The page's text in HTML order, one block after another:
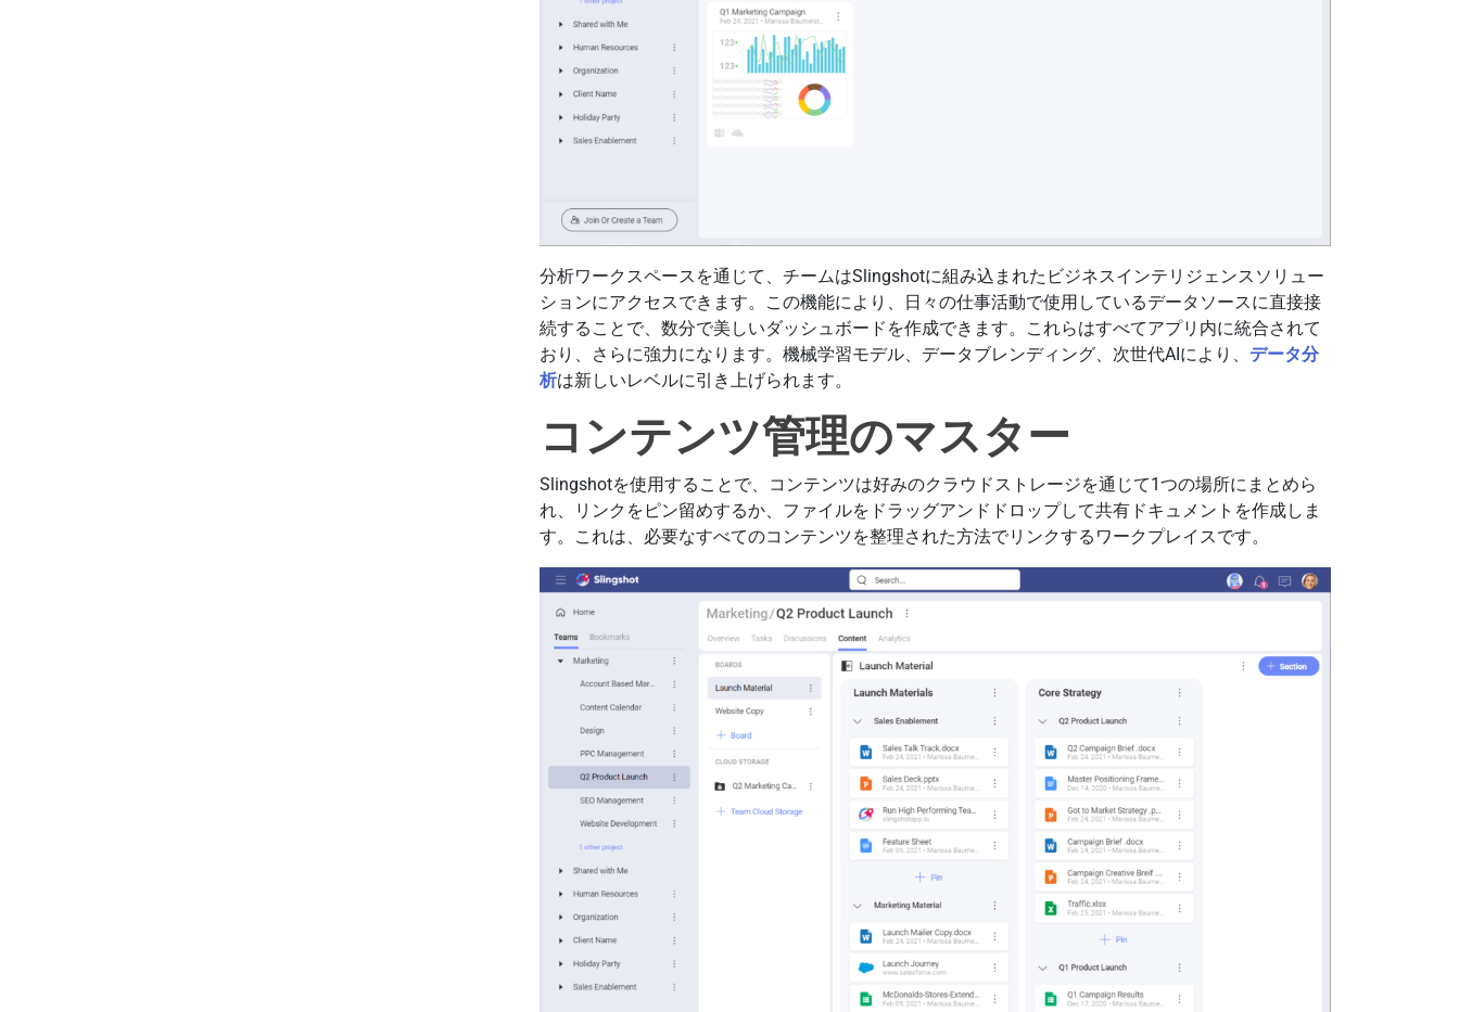
分析ワークスペースを通じて、チームはSlingshotに組み込まれたビジネスインテリジェンスソリュー
ションにアクセスできます。この機能により、日々の仕事活動で使用しているデータソースに直接接
続することで、数分で美しいダッシュボードを作成できます。これらはすべてアプリ内に統合されて
おり、さらに強力になります。機械学習モデル、データブレンディング、次世代AIにより、 データ分
析は新しいレベルに引き上げられます。
コンテンツ管理のマスター
Slingshotを使用することで、コンテンツは好みのクラウドストレージを通じて1つの場所にまとめら
れ、リンクをピン留めするか、ファイルをドラッグアンドドロップして共有ドキュメントを作成しま
す。これは、必要なすべてのコンテンツを整理された方法でリンクするワークプレイスです。